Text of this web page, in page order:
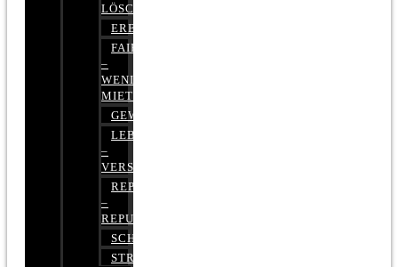
LÖSCHEN
ERBRECHT
FAIRMIETEN
–
WENIGER
MIETE
GEWERBERECHT
LEBENSVERSICHERUNG
–
VERSICHERUNGSRECHT
REPUTATIONSRECHT
–
REPUTATIONSMANAGEMENT
SCHUFARECHT
STRAFRECHT